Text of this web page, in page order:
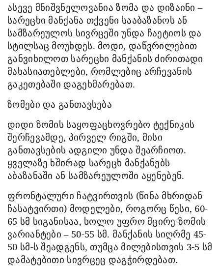
ასევე მნიშვნელოვანია ზომა და დიზაინი –
სარეცხი მანქანა თქვენი სააბაზანოს ან
სამზარეულოს სივრცეში უნდა ჩაეტიოს და
სტილსაც მოუხდეს. მოდი, დაწვრილებით
განვიხილოთ სარეცხი მანქანის ძირითადი
მახასიათებლები, რომლებიც არჩევანის
გაკეთებაში დაგეხმარებათ.
ზომები და განთავსება
დიდი ზომის საყოფაცხოვრებო ტექნიკის
შერჩევამდე, პირველ რიგში, მისი
განთავსების ადგილი უნდა შეარჩიოთ.
ყველაზე ხშირად სარეცხ მანქანებს
აბაზანაში ან სამზარეულოში აყენებენ.
ფრონტალური ჩატვირთვის (წინა მხრიდან
ჩასატვირთი) მოდელები, როგორც წესი, 60-
65 სმ სიგანისაა, ხოლო უფრო მცირე ზომის
ვარიანტები – 50-55 სმ. მანქანის სიღრმე 45-
50 სმ-ს შეადგენს, თუმცა მილებისთვის 3-5 სმ
დამატებითი სივრცეც დაგჭირდებათ.